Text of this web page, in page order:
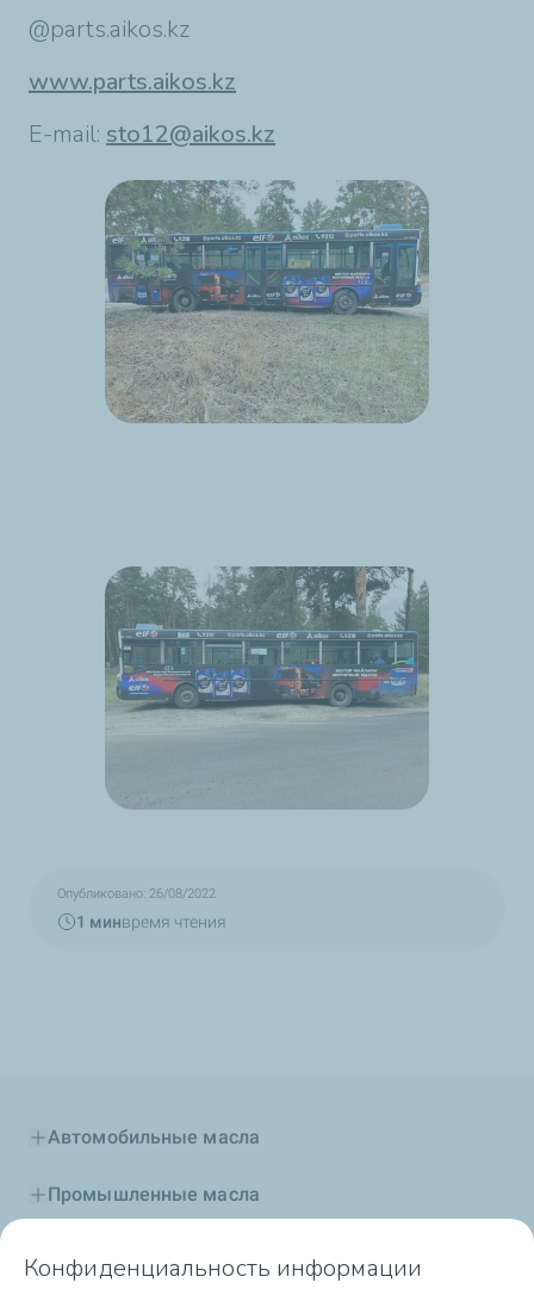
@parts.aikos.kz
www.parts.aikos.kz
E-mail: sto12@aikos.kz
Опубликовано: 26/08/2022
1 минвремя чтения
Автомобильные масла
Промышленные масла
Конфиденциальность информации